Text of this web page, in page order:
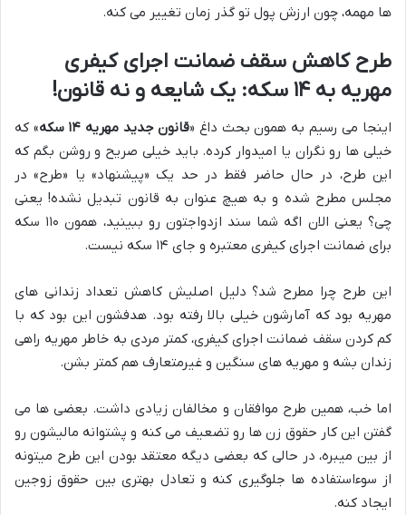
ها مهمه، چون ارزش پول تو گذر زمان تغییر می کنه.
طرح کاهش سقف ضمانت اجرای کیفری
مهریه به ۱۴ سکه: یک شایعه و نه قانون!
اینجا می رسیم به همون بحث داغ «قانون جدید مهریه ۱۴ سکه
» که
خیلی ها رو نگران یا امیدوار کرده. باید خیلی صریح و روشن بگم که
این طرح، در حال حاضر فقط در حد یک «پیشنهاد» یا «طرح» در
مجلس مطرح شده و به هیچ عنوان به قانون تبدیل نشده! یعنی
چی؟ یعنی الان اگه شما سند ازدواجتون رو ببینید، همون ۱۱۰ سکه
برای ضمانت اجرای کیفری معتبره و جای ۱۴ سکه نیست.
این طرح چرا مطرح شد؟ دلیل اصلیش کاهش تعداد زندانی های
مهریه بود که آمارشون خیلی بالا رفته بود. هدفشون این بود که با
کم کردن سقف ضمانت اجرای کیفری، کمتر مردی به خاطر مهریه راهی
زندان بشه و مهریه های سنگین و غیرمتعارف هم کمتر بشن.
اما خب، همین طرح موافقان و مخالفان زیادی داشت. بعضی ها می
گفتن این کار حقوق زن ها رو تضعیف می کنه و پشتوانه مالیشون رو
از بین میبره، در حالی که بعضی دیگه معتقد بودن این طرح میتونه
از سوءاستفاده ها جلوگیری کنه و تعادل بهتری بین حقوق زوجین
ایجاد کنه.